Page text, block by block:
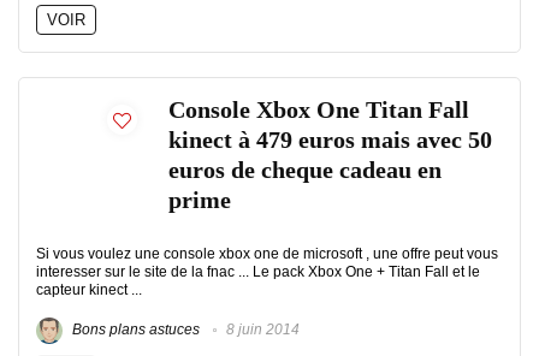
VOIR
Console Xbox One Titan Fall
kinect à 479 euros mais avec 50
euros de cheque cadeau en
prime
Si vous voulez une console xbox one de microsoft , une offre peut vous
interesser sur le site de la fnac ... Le pack Xbox One + Titan Fall et le
capteur kinect ...
Bons plans astuces 8 juin 2014